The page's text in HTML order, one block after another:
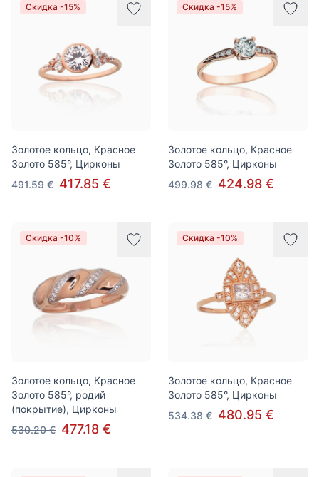
Скидка -15%
Золотое кольцо, Красное
Золото 585°, Цирконы
491.59 € 417.85 €
Скидка -15%
Золотое кольцо, Красное
Золото 585°, Цирконы
499.98 € 424.98 €
Скидка -10%
Золотое кольцо, Красное
Золото 585°, родий
(покрытие), Цирконы
530.20 € 477.18 €
Скидка -10%
Золотое кольцо, Красное
Золото 585°, Цирконы
534.38 € 480.95 €